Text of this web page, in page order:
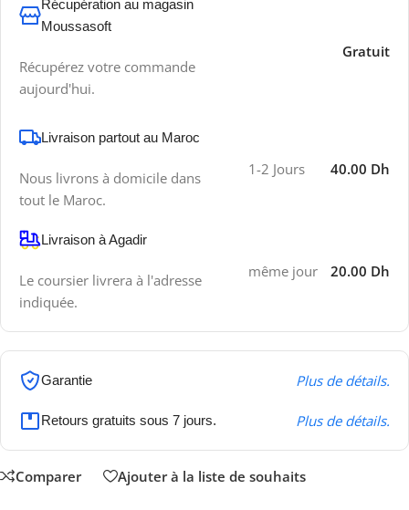
Récupération au magasin
Moussasoft
Récupérez votre commande
aujourd'hui.
Gratuit
Livraison partout au Maroc
Nous livrons à domicile dans
tout le Maroc.
1-2 Jours 40.00 Dh
Livraison à Agadir
Le coursier livrera à l'adresse
indiquée.
même jour 20.00 Dh
Garantie Plus de détails.
Retours gratuits sous 7 jours. Plus de détails.
Comparer Ajouter à la liste de souhaits